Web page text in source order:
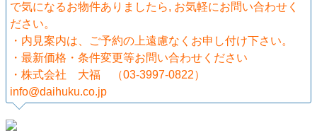
で気になるお物件ありましたら, お気軽にお問い合わせく
ださい。
・内見案内は、ご予約の上遠慮なくお申し付け下さい。
・最新価格・条件変更等お問い合わせください
・株式会社 大福 （03-3997-0822）
info@daihuku.co.jp